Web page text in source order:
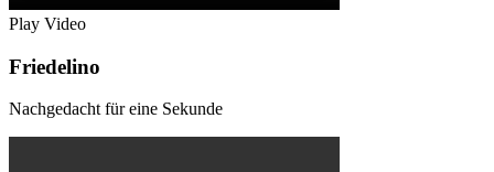
Play Video
Friedelino
Nachgedacht für eine Sekunde